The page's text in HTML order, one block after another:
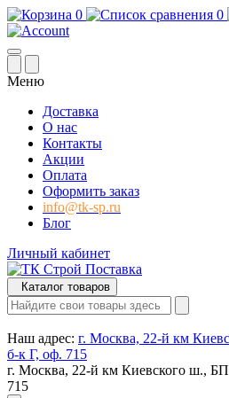
0 0
Меню
Доставка
О нас
Контакты
Акции
Оплата
Оформить заказ
info@tk-sp.ru
Блог
Личный кабинет
Каталог товаров
Наш адрес: г. Москва, 22-й км
б-к Г, оф. 715
г. Москва, 22-й км Киевского ш.,
715